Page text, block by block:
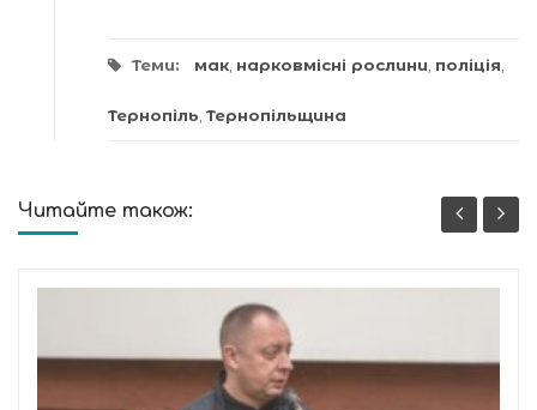
Теми: мак нарковмісні рослини поліція
Тернопіль Тернопільщина
Читайте також: